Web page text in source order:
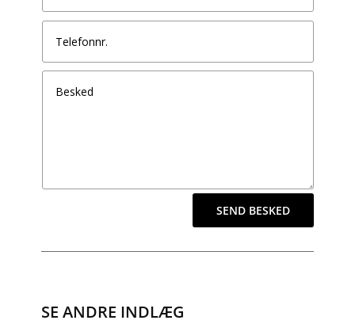
SEND BESKED
SE ANDRE INDLÆG